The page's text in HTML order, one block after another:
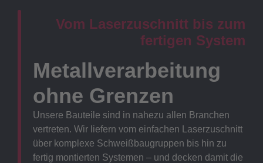
Vom Laserzuschnitt bis zum
fertigen System
Metallverarbeitung
ohne Grenzen
Unsere Bauteile sind in nahezu allen Branchen
vertreten. Wir liefern vom einfachen Laserzuschnitt
über komplexe Schweißbaugruppen bis hin zu
fertig montierten Systemen – und decken damit die